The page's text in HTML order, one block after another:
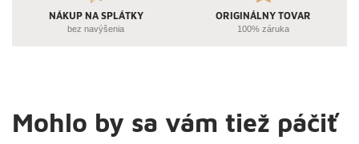
NÁKUP NA SPLÁTKY
bez navýšenia
ORIGINÁLNY TOVAR
100% záruka
Mohlo by sa vám tiež páčiť